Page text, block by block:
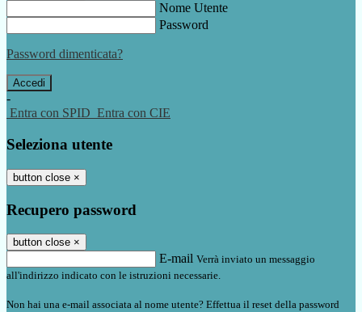
Nome Utente
Password
Password dimenticata?
-
Entra con SPID Entra con CIE
Seleziona utente
button close ×
Recupero password
button close ×
E-mail Verrà inviato un messaggio
all'indirizzo indicato con le istruzioni necessarie.
Non hai una e-mail associata al nome utente? Effettua il reset della password